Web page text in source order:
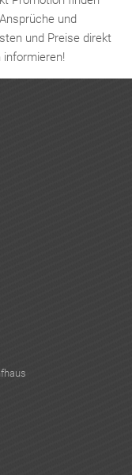
und
und Preise direkt
informieren!